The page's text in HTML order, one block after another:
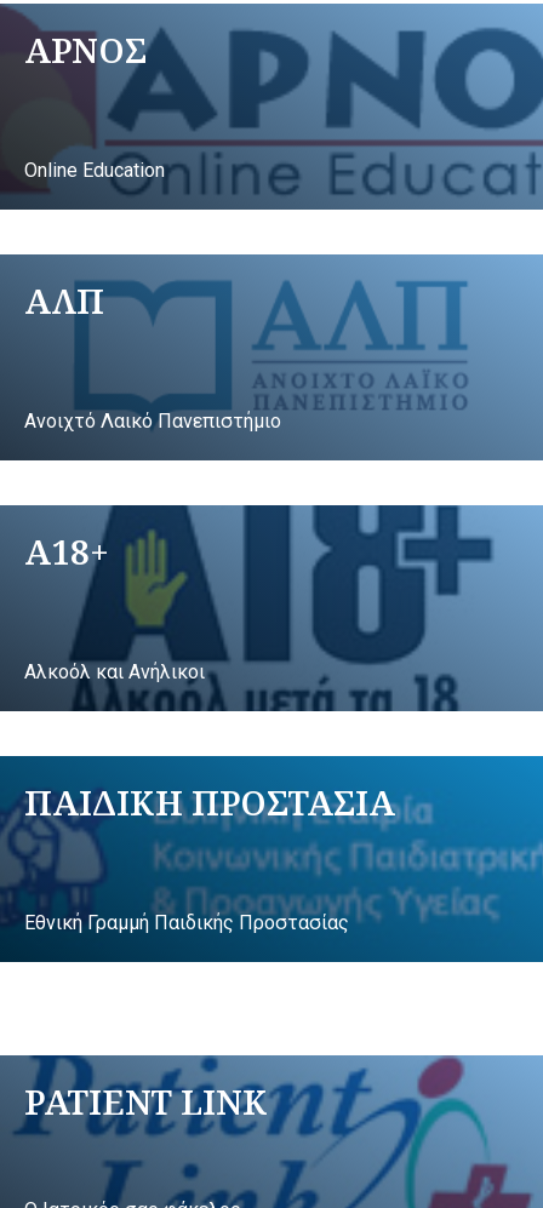
ΑΡΝΟΣ
Online Education
ΑΛΠ
Ανοιχτό Λαικό Πανεπιστήμιο
A18+
Αλκοόλ και Ανήλικοι
ΠΑΙΔΙΚΗ ΠΡΟΣΤΑΣΙΑ
Εθνική Γραμμή Παιδικής Προστασίας
PATIENT LINK